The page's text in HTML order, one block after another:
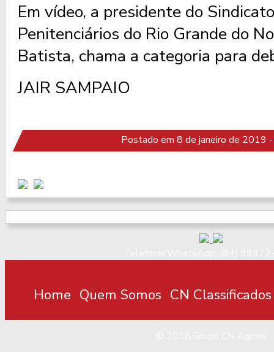
Em vídeo, a presidente do
Penitenciários do Rio Grande do
Batista, chama a categoria para
JAIR SAMPAIO
Postado em 8 de janeiro de 2019
Home Quem Somos CN Classificados